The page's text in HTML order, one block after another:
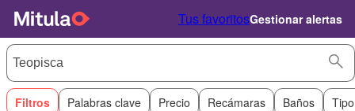
Tus favoritosGestionar alertas
Filtros Palabras clave Precio Recámaras Baños